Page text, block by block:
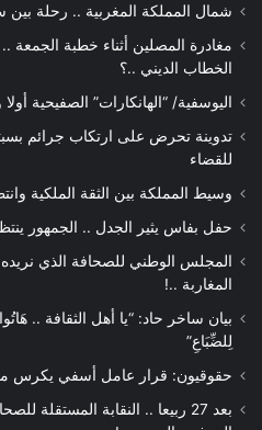
شمال المملكة المغربية .. رحلة بين
مغادرة المصلين أثناء خطبة
الخطاب الديني ..؟
اليوسفية/ “الهانكارات” الصفيحية أولا
تدوينة تحرض على ارتكاب جرائم
للقضاء
وسيط المملكة بين الثقة الملكية
حفل بفاس يثير الجدل .. الجمهور
المجلس الوطني للصحافة الذي نريده
المغاربة ..!
بيان ساخر حاد: “يا أهل الثقافة ..
لِلضِّبَاعِ”
حقوقيون: قرار عامل أسفي يكرس
بعد 27 ربيعا .. النقابة